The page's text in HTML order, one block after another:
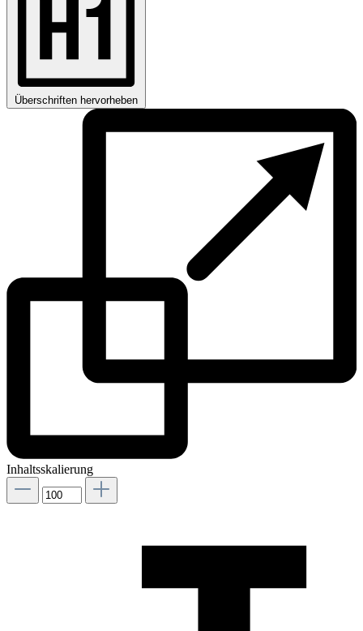
Überschriften hervorheben
Inhaltsskalierung